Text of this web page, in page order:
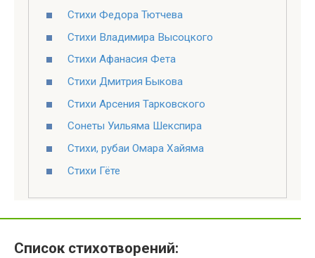
Стихи Федора Тютчева
Стихи Владимира Высоцкого
Стихи Афанасия Фета
Стихи Дмитрия Быкова
Стихи Арсения Тарковского
Сонеты Уильяма Шекспира
Стихи, рубаи Омара Хайяма
Стихи Гёте
Список стихотворений: